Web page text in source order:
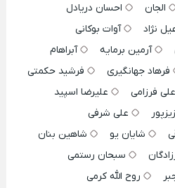
الجان
احسان دریادل
نژاد
آوات بوکانی
آرمین برمایه
آبراهام
فرهاد جهانگیری
فرشید حکمتی
علی فرزامی
علیرضا اسپید
علی شرفی
شایان یو
شاهین بنان
سبحان رستمی
روح الله کرمی